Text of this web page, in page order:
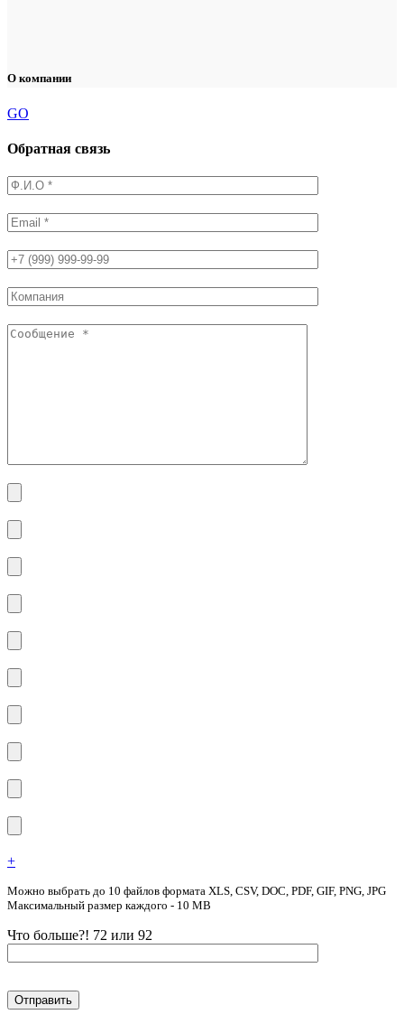
О компании
GO
Обратная связь
+
Можно выбрать до 10 файлов формата XLS, CSV, DOC, PDF, GIF, PNG, JPG
Максимальный размер каждого - 10 MB
Что больше?! 72 или 92